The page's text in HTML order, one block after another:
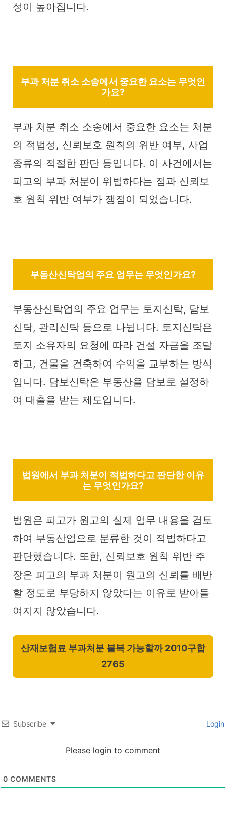
성이 높아집니다.
부과 처분 취소 소송에서 중요한 요소는 무엇인
가요?
부과 처분 취소 소송에서 중요한 요소는 처분
의 적법성, 신뢰보호 원칙의 위반 여부, 사업
종류의 적절한 판단 등입니다. 이 사건에서는
피고의 부과 처분이 위법하다는 점과 신뢰보
호 원칙 위반 여부가 쟁점이 되었습니다.
부동산신탁업의 주요 업무는 무엇인가요?
부동산신탁업의 주요 업무는 토지신탁, 담보
신탁, 관리신탁 등으로 나뉩니다. 토지신탁은
토지 소유자의 요청에 따라 건설 자금을 조달
하고, 건물을 건축하여 수익을 교부하는 방식
입니다. 담보신탁은 부동산을 담보로 설정하
여 대출을 받는 제도입니다.
법원에서 부과 처분이 적법하다고 판단한 이유
는 무엇인가요?
법원은 피고가 원고의 실제 업무 내용을 검토
하여 부동산업으로 분류한 것이 적법하다고
판단했습니다. 또한, 신뢰보호 원칙 위반 주
장은 피고의 부과 처분이 원고의 신뢰를 배반
할 정도로 부당하지 않았다는 이유로 받아들
여지지 않았습니다.
산재보험료 부과처분 불복 가능할까 2010구합
2765
Subscribe Login
Please login to comment
0 COMMENTS